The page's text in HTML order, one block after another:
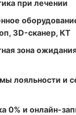
при лечении
3D-сканер, КТ
зона
лояльности и
0% и онлайн-